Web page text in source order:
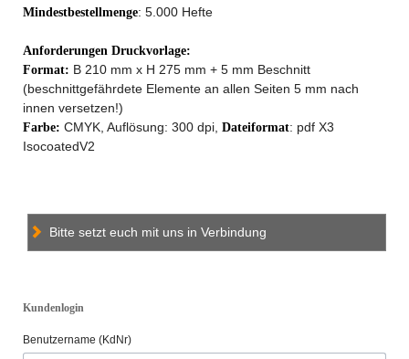
Mindestbestellmenge: 5.000 Hefte
Anforderungen Druckvorlage:
Format: B 210 mm x H 275 mm + 5 mm Beschnitt
(beschnittgefährdete Elemente an allen Seiten 5 mm nach
innen versetzen!)
Farbe: CMYK, Auflösung: 300 dpi, Dateiformat: pdf X3
IsocoatedV2
Bitte setzt euch mit uns in Verbindung
Kundenlogin
Benutzername (KdNr)